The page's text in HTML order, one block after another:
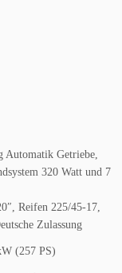
Automatik Getriebe,
320 Watt und 7
Reifen 225/45-17,
Zulassung
PS)